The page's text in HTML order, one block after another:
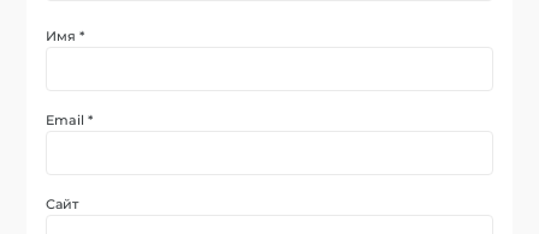
Имя*
Email*
Сайт